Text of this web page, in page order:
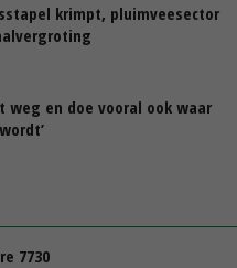
krimpt, pluimveesector
weg en doe vooral ook waar
7730